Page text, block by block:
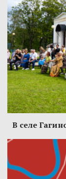
В селе